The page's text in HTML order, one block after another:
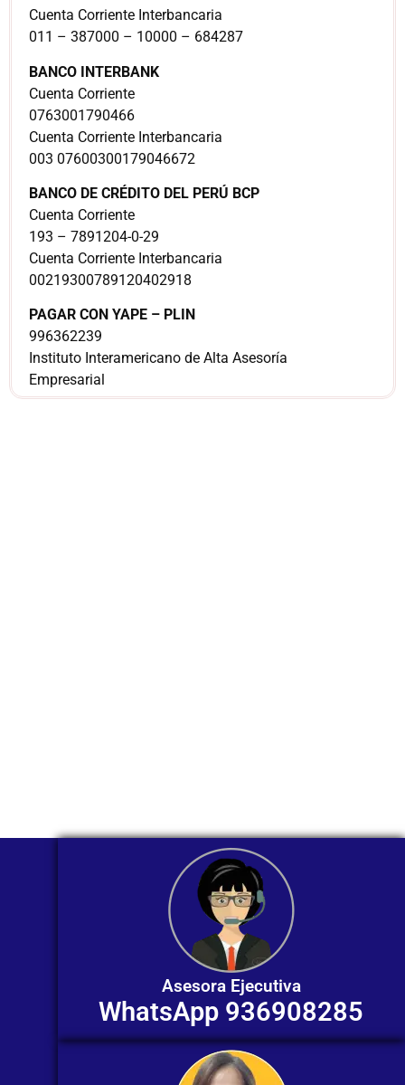
Cuenta Corriente Interbancaria
011 – 387000 – 10000 – 684287
BANCO INTERBANK
Cuenta Corriente
0763001790466
Cuenta Corriente Interbancaria
003 07600300179046672
BANCO DE CRÉDITO DEL PERÚ BCP
Cuenta Corriente
193 – 7891204-0-29
Cuenta Corriente Interbancaria
00219300789120402918
PAGAR CON YAPE – PLIN
996362239
Instituto Interamericano de Alta Asesoría
Empresarial
Asesora Ejecutiva
WhatsApp 936908285